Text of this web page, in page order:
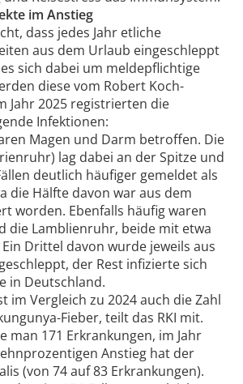
im Anstieg
dass jedes Jahr etliche
aus dem Urlaub eingeschleppt
sich dabei um meldepflichtige
diese vom Robert Koch-
Jahr 2025 registrierten die
Infektionen:
Magen und Darm betroffen. Die
lag dabei an der Spitze und
deutlich häufiger gemeldet als
die Hälfte davon war aus dem
worden. Ebenfalls häufig waren
die Lamblienruhr, beide mit etwa
Drittel davon wurde jeweils aus
der Rest infizierte sich
in Deutschland.
im Vergleich zu 2024 auch die Zahl
Fieber, teilt das RKI mit.
man 171 Erkrankungen, im Jahr
Anstieg hat der
(von 74 auf 83 Erkrankungen).